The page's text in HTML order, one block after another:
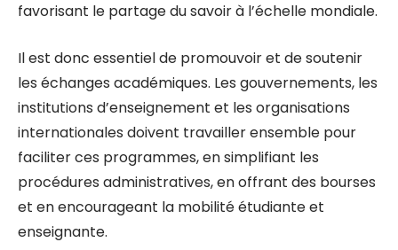
favorisant le partage du savoir à l’échelle mondiale.
Il est donc essentiel de promouvoir et de soutenir
les échanges académiques. Les gouvernements, les
institutions d’enseignement et les organisations
internationales doivent travailler ensemble pour
faciliter ces programmes, en simplifiant les
procédures administratives, en offrant des bourses
et en encourageant la mobilité étudiante et
enseignante.